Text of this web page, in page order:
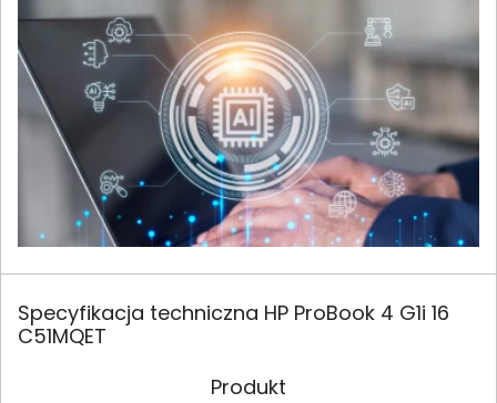
Specyfikacja techniczna HP ProBook 4 G1i 16
C51MQET
Produkt